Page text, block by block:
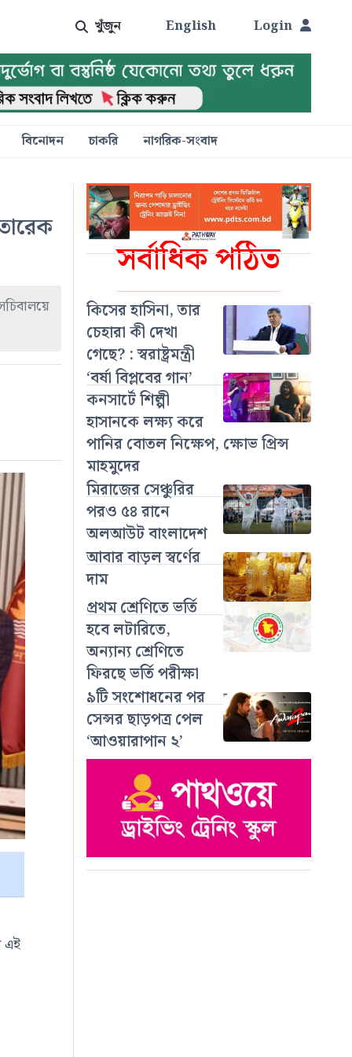
খুঁজুন English Login
বিনোদন চাকরি নাগরিক-সংবাদ
সর্বাধিক পঠিত
কিসের হাসিনা, তার
চেহারা কী দেখা
গেছে? : স্বরাষ্ট্রমন্ত্রী
‘বর্ষা বিপ্লবের গান’
কনসার্টে শিল্পী
হাসানকে লক্ষ্য করে
পানির বোতল নিক্ষেপ, ক্ষোভ প্রিন্স
মাহমুদের
মিরাজের সেঞ্চুরির
পরও ৫৪ রানে
অলআউট বাংলাদেশ
আবার বাড়ল স্বর্ণের
দাম
প্রথম শ্রেণিতে ভর্তি
হবে লটারিতে,
অন্যান্য শ্রেণিতে
ফিরছে ভর্তি পরীক্ষা
৯টি সংশোধনের পর
সেন্সর ছাড়পত্র পেল
‘আওয়ারাপান ২’
এই